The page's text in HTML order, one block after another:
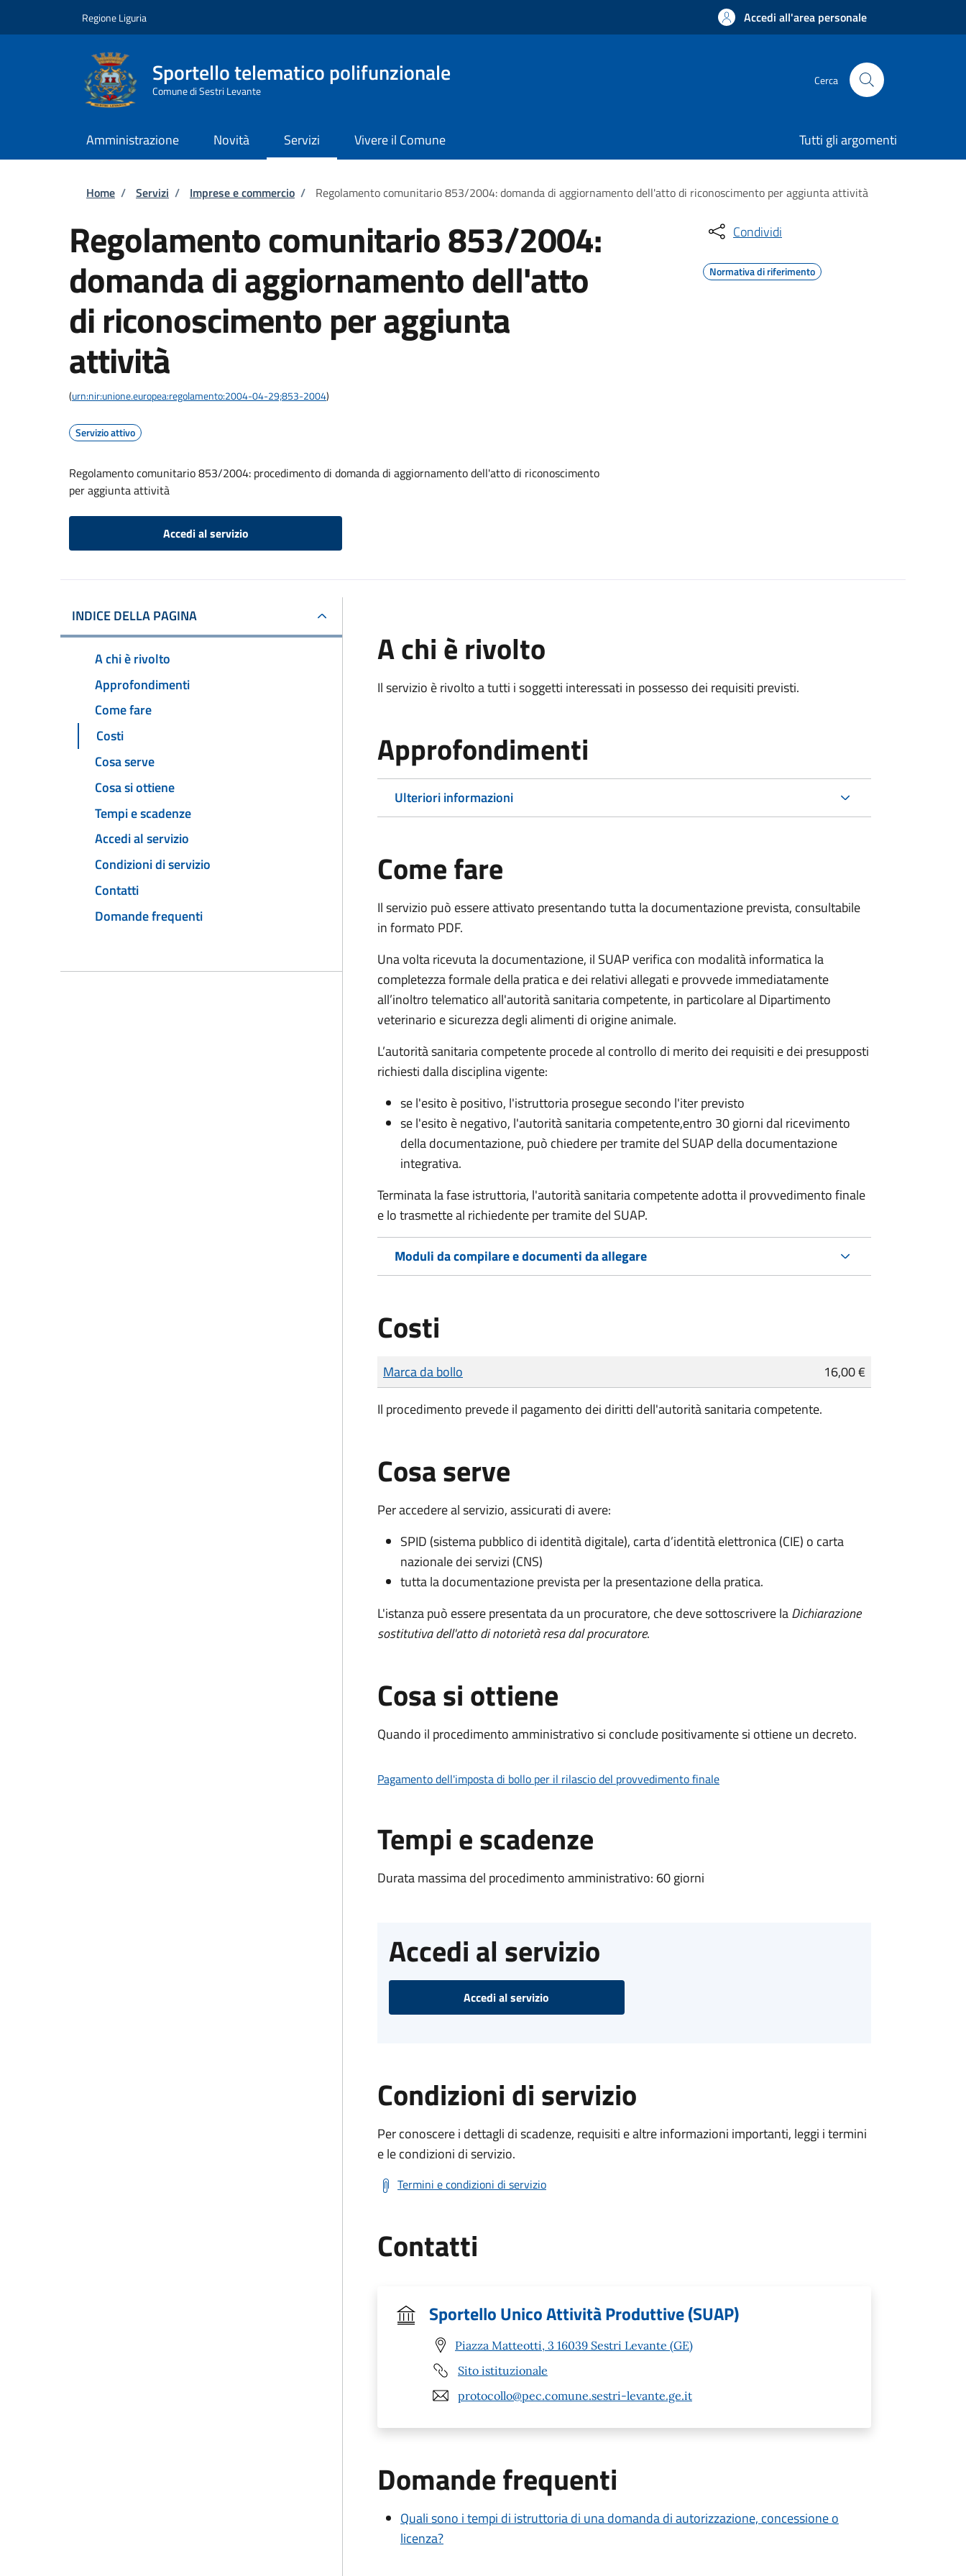
Regione Liguria Accedi all'area personale
Sportello telematico polifunzionale
Comune di Sestri Levante
Cerca
Amministrazione Novità Servizi Vivere il Comune Tutti gli argomenti
Briciole di pane
Home / Servizi / Imprese e commercio / Regolamento comunitario 853/2004: domanda di aggiornamento dell'atto di riconoscimento per aggiunta attività
Regolamento comunitario 853/2004:
domanda di aggiornamento dell'atto
di riconoscimento per aggiunta
attività
(urn:nir:unione.europea:regolamento:2004-04-29;853-2004)
Servizio attivo
Regolamento comunitario 853/2004: procedimento di domanda di aggiornamento dell'atto di riconoscimento
per aggiunta attività
Accedi al servizio
Condividi
Normativa di riferimento
INDICE DELLA PAGINA
A chi è rivolto
Approfondimenti
Come fare
Costi
Cosa serve
Cosa si ottiene
Tempi e scadenze
Accedi al servizio
Condizioni di servizio
Contatti
Domande frequenti
A chi è rivolto
Il servizio è rivolto a tutti i soggetti interessati in possesso dei requisiti previsti.
Approfondimenti
Ulteriori informazioni
Come fare
Il servizio può essere attivato presentando tutta la documentazione prevista, consultabile
in formato PDF.
Una volta ricevuta la documentazione, il SUAP verifica con modalità informatica la
completezza formale della pratica e dei relativi allegati e provvede immediatamente
all’inoltro telematico all'autorità sanitaria competente, in particolare al Dipartimento
veterinario e sicurezza degli alimenti di origine animale.
L’autorità sanitaria competente procede al controllo di merito dei requisiti e dei presupposti
richiesti dalla disciplina vigente:
se l'esito è positivo, l'istruttoria prosegue secondo l'iter previsto
se l'esito è negativo, l'autorità sanitaria competente,entro 30 giorni dal ricevimento
della documentazione, può chiedere per tramite del SUAP delladocumentazione
integrativa.
Terminata la fase istruttoria, l'autorità sanitaria competente adotta il provvedimento finale
e lo trasmette al richiedente per tramite del SUAP.
Moduli da compilare e documenti da allegare
Costi
Tipo di pagamento
Importo
Marca da bollo
16,00 €
Il procedimento prevede il pagamento dei diritti dell'autorità sanitaria competente.
Cosa serve
Per accedere al servizio, assicurati di avere:
SPID (sistema pubblico di identità digitale), carta d’identità elettronica (CIE) o carta
nazionale dei servizi (CNS)
tutta la documentazione prevista per la presentazione della pratica.
L'istanza può essere presentata da un procuratore, che deve sottoscrivere laDichiarazione
sostitutiva dell'atto di notorietà resa dal procuratore.
Cosa si ottiene
Quando il procedimento amministrativo si conclude positivamente si ottiene un decreto.
Pagamento dell'imposta di bollo per il rilascio del provvedimento finale
Tempi e scadenze
Durata massima del procedimento amministrativo: 60 giorni
Accedi al servizio
Accedi al servizio
Condizioni di servizio
Per conoscere i dettagli di scadenze, requisiti e altre informazioni importanti, leggi i termini
e le condizioni di servizio.
Termini e condizioni di servizio
Contatti
Sportello Unico Attività Produttive (SUAP)
Piazza Matteotti, 3 16039 Sestri Levante (GE)
Sito istituzionale
protocollo@pec.comune.sestri-levante.ge.it
Domande frequenti
Quali sono i tempi di istruttoria di una domanda di autorizzazione, concessione o
licenza?